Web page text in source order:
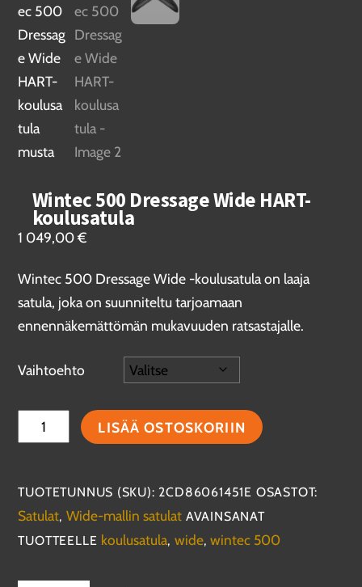
Wintec 500 Dressage Wide HART-
koulusatula
1 049,00€
Wintec 500 Dressage Wide -koulusatula on laaja
satula, joka on suunniteltu tarjoamaan
ennennäkemättömän mukavuuden ratsastajalle.
Vaihtoehto
Wintec
500
Wide
HART-
koulusatula
LISÄÄ OSTOSKORIIN
TUOTETUNNUS (SKU): 2CD86061451E OSASTOT:
Satulat, Wide-mallin satulat AVAINSANAT
TUOTTEELLE koulusatula, wide,wintec 500